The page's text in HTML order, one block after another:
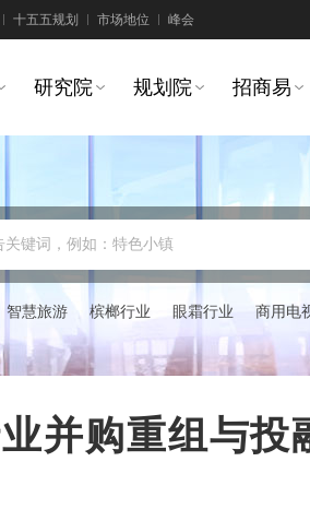
十五五规划 市场地位 峰会
研究院 规划院 招商易
关键词，例如：特色小镇
智慧旅游 槟榔行业 眼霜行业 商用电
并购重组与投